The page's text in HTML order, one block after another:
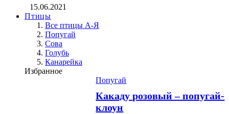
15.06.2021
Птицы
Все птицы А-Я
Попугай
Сова
Голубь
Канарейка
Избранное
Попугай
Какаду розовый – попугай-
клоун